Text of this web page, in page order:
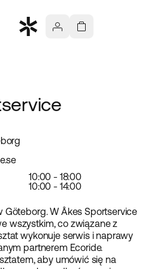
10:00 - 18:00
10:00 - 14:00
Göteborg. W Åkes Sportservice
wszystkim, co związane z
wykonuje serwis i naprawy
partnerem Ecoride.
aby umówić się na